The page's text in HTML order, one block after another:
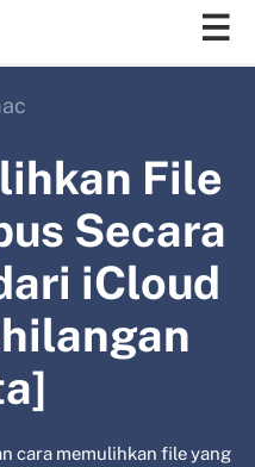
File
Secara
iCloud
cara memulihkan file yang